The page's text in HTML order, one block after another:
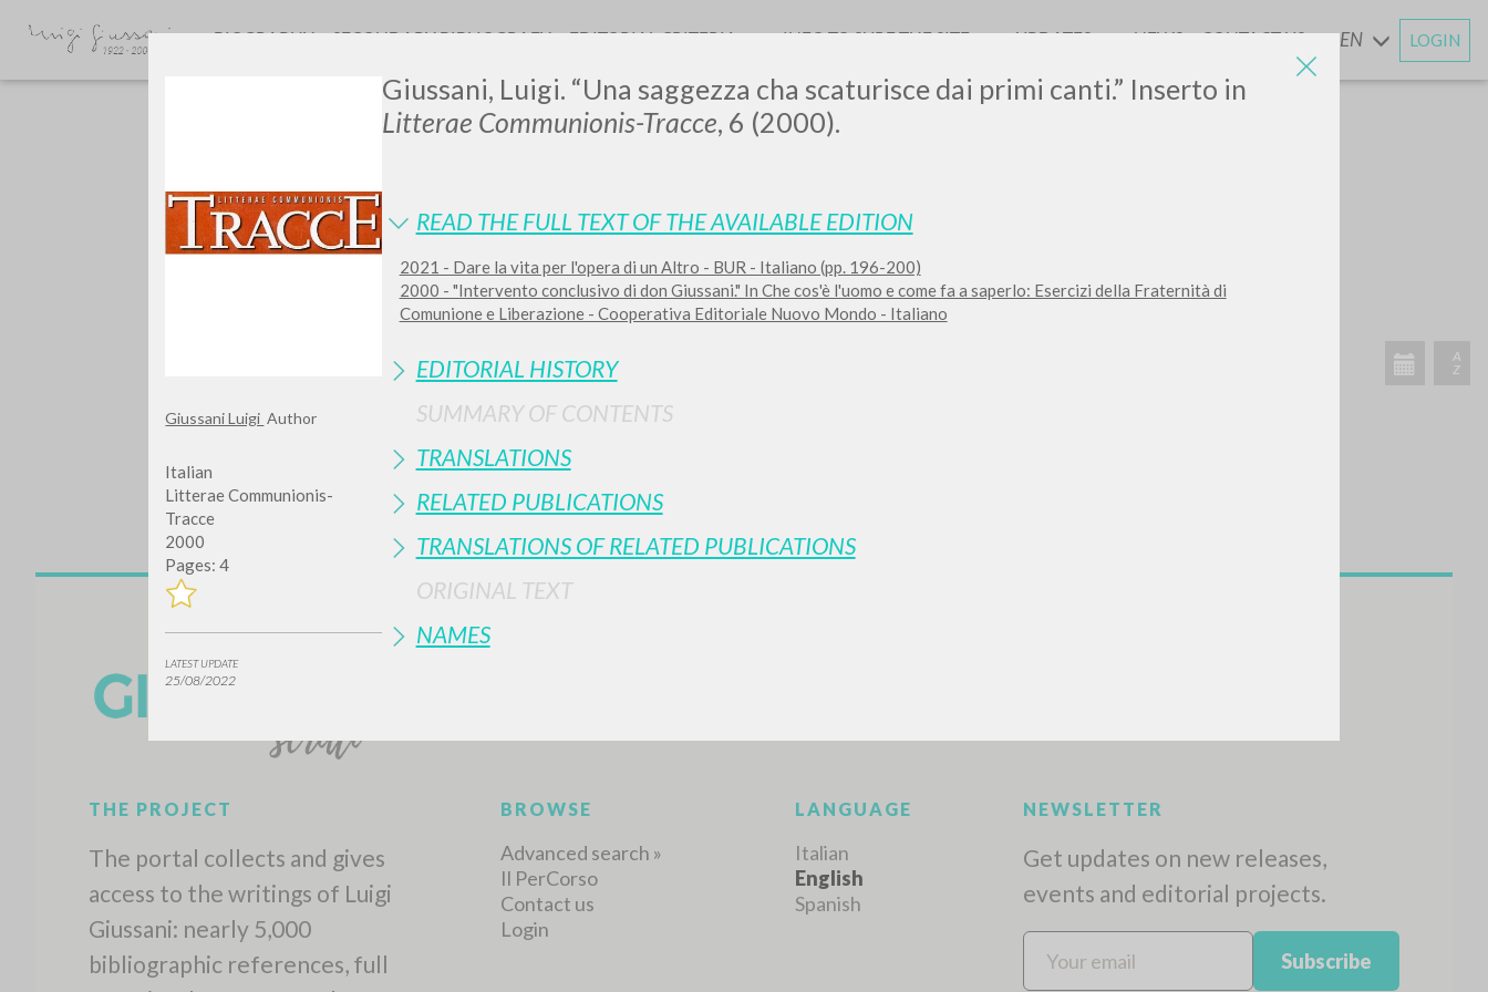
Giussani Luigi Author
Italian
Litterae Communionis-
Tracce
2000
Pages: 4
LATEST UPDATE
25/08/2022
Giussani, Luigi. “Una saggezza cha scaturisce dai primi canti.” Inserto in
Litterae Communionis-Tracce, 6 (2000).
READ THE FULL TEXT OF THE AVAILABLE EDITION
2021 - Dare la vita per l'opera di un Altro - BUR - Italiano (pp. 196-200)
2000 - "Intervento conclusivo di don Giussani." In Che cos'è l'uomo e come fa a saperlo: Esercizi della Fraternità di
Comunione e Liberazione - Cooperativa Editoriale Nuovo Mondo - Italiano
EDITORIAL HISTORY
SUMMARY OF CONTENTS
TRANSLATIONS
RELATED PUBLICATIONS
TRANSLATIONS OF RELATED PUBLICATIONS
ORIGINAL TEXT
NAMES
BIOGRAPHY SECONDARY BIBLIOGRAFY EDITORIAL CRITERIA INFO TO SURF THE SITE UPDATESANDNEWS CONTACT US EN LOGIN
Do you want even more precise results? Use theADVANCED SEARCH »
0RESULTS FOUND
TYPE OF WORK LANGUAGE
THE PROJECT
The portal collects and gives
BROWSE LANGUAGE
Get updates on new releases,